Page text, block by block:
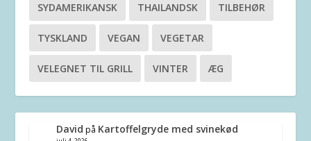
SYDAMERIKANSK THAILANDSK TILBEHØR
TYSKLAND VEGAN VEGETAR
VELEGNET TIL GRILL VINTER ÆG
David på Kartoffelgryde med svinekød